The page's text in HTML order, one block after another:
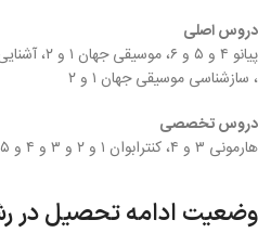
دروس اصلی
، سازشناسی موسیقی جهان ۱ و ۲
دروس تخصصی
هارمونی ۳ و ۴، کنترابوان ۱ و ۲ و ۳ و ۴ و ۵، مقدماتی موسیقی، فرم موسیقی ۱ و ۲ و ۳، ارکستراسیون ۱ و ۲ و ۳ و ۴، آهنگسازی ۱ و ۲ و ۳ و ۴ و ۵، پارتی تور خوانی، آهنگسازی براساس موسیقی ایرانی ۱
وضعیت ادامه تحصیل در